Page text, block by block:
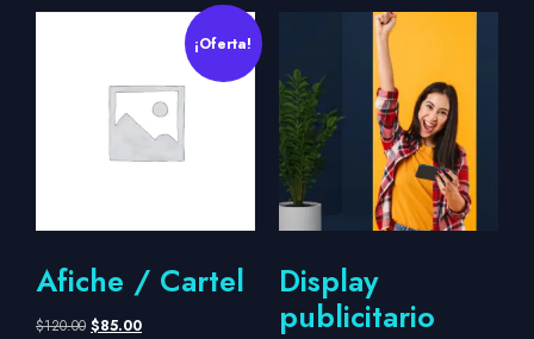
¡Oferta!
Afiche / Cartel
$120.00 $85.00
Display
publicitario